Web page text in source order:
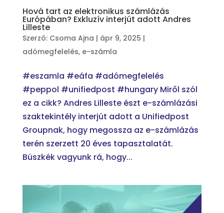
Hová tart az elektronikus számlázás
Európában? Exkluzív interjút adott Andres
Lilleste
Szerző: Csoma Ajna | ápr 9, 2025 |
adómegfelelés, e-számla
#eszamla #eáfa #adómegfelelés
#peppol #unifiedpost #hungary Miről szól
ez a cikk? Andres Lilleste észt e-számlázási
szaktekintély interjút adott a Unifiedpost
Groupnak, hogy megossza az e-számlázás
terén szerzett 20 éves tapasztalatát.
Büszkék vagyunk rá, hogy...